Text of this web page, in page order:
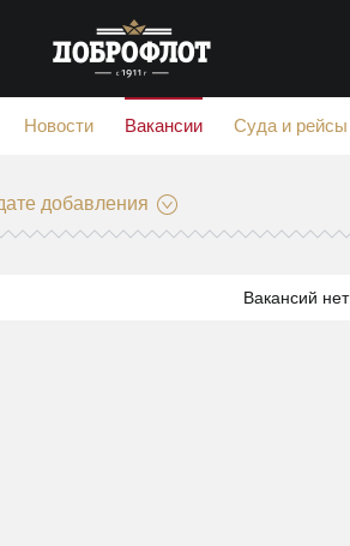
Новости Вакансии Суда и рейсы
добавления
Вакансий нет